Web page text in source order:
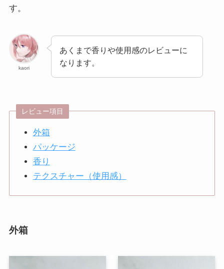
す。
kaori
あくまで香りや使用感のレビューに
なります。
レビュー項目
外箱
パッケージ
香り
テクスチャー（使用感）
外箱